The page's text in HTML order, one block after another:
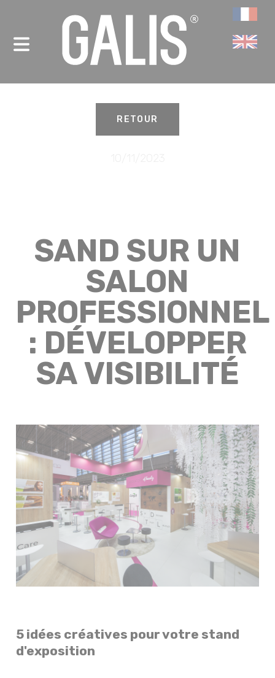
RETOUR
SAND SUR UN
SALON
PROFESSIONNEL
: DÉVELOPPER
SA VISIBILITÉ
5 idées créatives pour votre stand
d'exposition